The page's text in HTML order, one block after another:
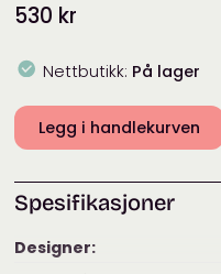
530 kr
Nettbutikk: På lager
Legg i handlekurven
Spesifikasjoner
Designer: